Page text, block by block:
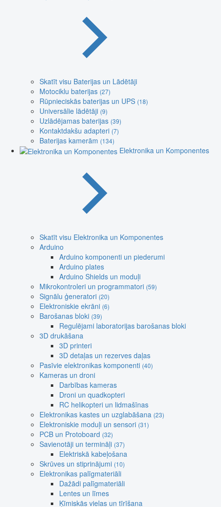
Skatīt visu Baterijas un Lādētāji
Motociklu baterijas (27)
Rūpnieciskās baterijas un UPS (18)
Universālie lādētāji (9)
Uzlādējamas baterijas (39)
Kontaktdakšu adapteri (7)
Baterijas kamerām (134)
Elektronika un Komponentes
Skatīt visu Elektronika un Komponentes
Arduino
Arduino komponenti un piederumi
Arduino plates
Arduino Shields un moduļi
Mikrokontroleri un programmatori (59)
Signālu ģeneratori (20)
Elektroniskie ekrāni (6)
Barošanas bloki (39)
Regulējami laboratorijas barošanas bloki
3D drukāšana
3D printeri
3D detaļas un rezerves daļas
Pasīvie elektronikas komponenti (40)
Kameras un droni
Darbības kameras
Droni un quadkopteri
RC helikopteri un lidmašīnas
Elektronikas kastes un uzglabāšana (23)
Elektroniskie moduļi un sensori (31)
PCB un Protoboard (32)
Savienotāji un termināļi (37)
Elektriskā kabeļošana
Skrūves un stiprinājumi (10)
Elektronikas palīgmateriāli
Dažādi palīgmateriāli
Lentes un līmes
Ķīmiskās vielas un tīrīšana